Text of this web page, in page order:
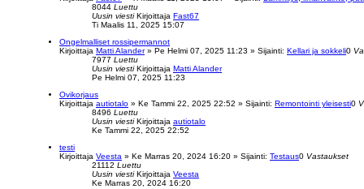
8044 Luettu
Uusin viesti Kirjoittaja Fast67
Ti Maalis 11, 2025 15:07
Ongelmalliset rossipermannot
Kirjoittaja Matti Alander» Pe Helmi 07, 2025 11:23 » Sijainti: Kellari ja sokkeli0
7977 Luettu
Uusin viesti Kirjoittaja Matti Alander
Pe Helmi 07, 2025 11:23
Ovikorjaus
Kirjoittaja autiotalo » Ke Tammi 22, 2025 22:52 » Sijainti: Remontointi yleisesti0
8496 Luettu
Uusin viesti Kirjoittaja autiotalo
Ke Tammi 22, 2025 22:52
testi
Kirjoittaja Veesta » Ke Marras 20, 2024 16:20 » Sijainti: Testaus0 Vastaukset
21112 Luettu
Uusin viesti Kirjoittaja Veesta
Ke Marras 20, 2024 16:20